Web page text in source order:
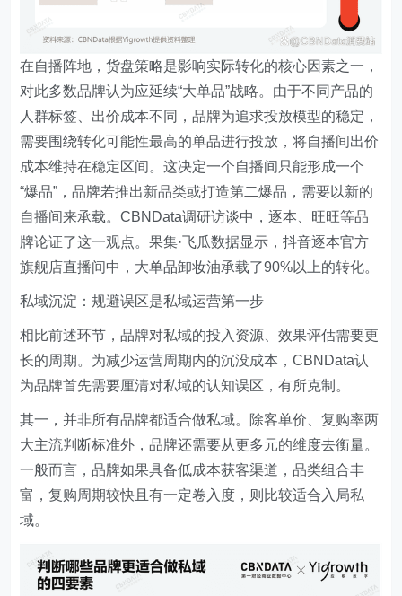
在自播阵地，货盘策略是影响实际转化的核心因素之一，
对此多数品牌认为应延续“大单品”战略。由于不同产品的
人群标签、出价成本不同，品牌为追求投放模型的稳定，
需要围绕转化可能性最高的单品进行投放，将自播间出价
成本维持在稳定区间。这决定一个自播间只能形成一个
“爆品”，品牌若推出新品类或打造第二爆品，需要以新的
自播间来承载。CBNData调研访谈中，逐本、旺旺等品
牌论证了这一观点。果集·飞瓜数据显示，抖音逐本官方
旗舰店直播间中，大单品卸妆油承载了90%以上的转化。
私域沉淀：规避误区是私域运营第一步
相比前述环节，品牌对私域的投入资源、效果评估需要更
长的周期。为减少运营周期内的沉没成本，CBNData认
为品牌首先需要厘清对私域的认知误区，有所克制。
其一，并非所有品牌都适合做私域。除客单价、复购率两
大主流判断标准外，品牌还需要从更多元的维度去衡量。
一般而言，品牌如果具备低成本获客渠道，品类组合丰
富，复购周期较快且有一定卷入度，则比较适合入局私
域。